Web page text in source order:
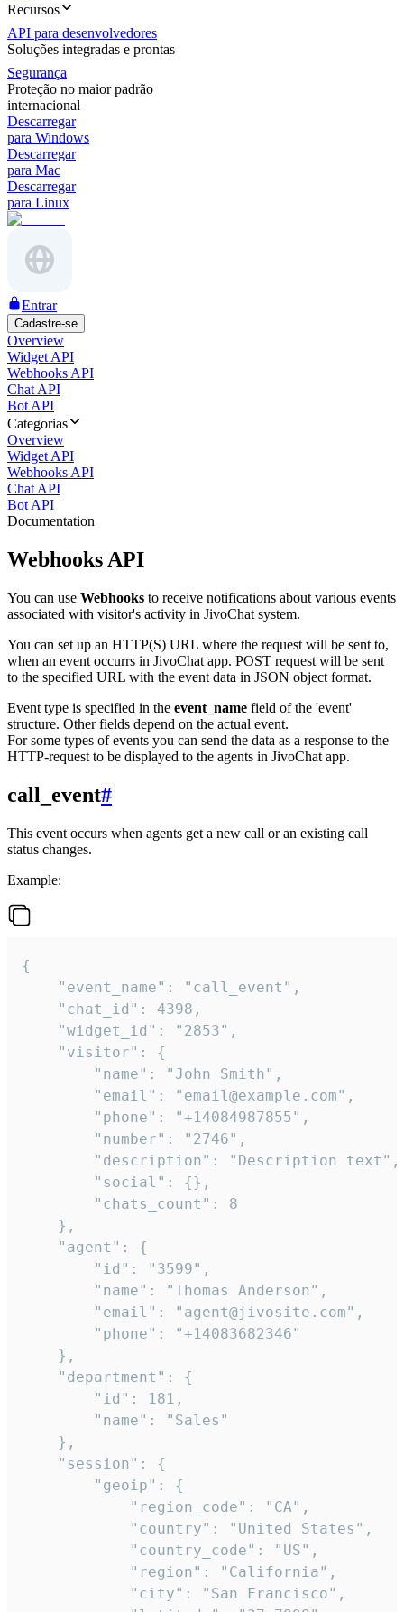
Recursos
API para desenvolvedores
Soluções integradas e prontas
Segurança
Proteção no maior padrão
internacional
Descarregar
para Windows
Descarregar
para Mac
Descarregar
para Linux
Entrar
Cadastre-se
Overview
Widget API
Webhooks API
Chat API
Bot API
Categorias
Overview
Widget API
Webhooks API
Chat API
Bot API
Documentation
Webhooks API
You can use Webhooks to receive notifications about various events
associated with visitor's activity in JivoChat system.
You can set up an HTTP(S) URL where the request will be sent to,
when an event occurrs in JivoChat app. POST request will be sent
to the specified URL with the event data in JSON object format.
Event type is specified in the event_name field of the 'event'
structure. Other fields depend on the actual event.
For some types of events you can send the data as a response to the
HTTP-request to be displayed to the agents in JivoChat app.
call_event#
This event occurs when agents get a new call or an existing call
status changes.
Example:
{
    "event_name": "call_event",
    "chat_id": 4398,
    "widget_id": "2853",
    "visitor": {
        "name": "John Smith",
        "email": "email@example.com",
        "phone": "+14084987855",
        "number": "2746",
        "description": "Description text",
        "social": {},
        "chats_count": 8
    },
    "agent": {
        "id": "3599",
        "name": "Thomas Anderson",
        "email": "agent@jivosite.com",
        "phone": "+14083682346"
    },
    "department": {
        "id": 181,
        "name": "Sales"
    },
    "session": {
        "geoip": {
            "region_code": "CA",
            "country": "United States",
            "country_code": "US",
            "region": "California",
            "city": "San Francisco",